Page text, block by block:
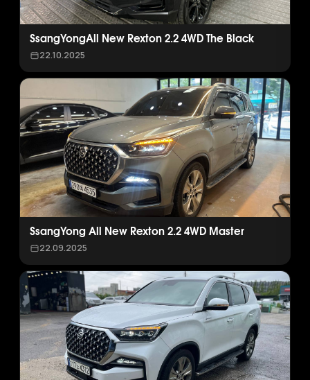
SsangYongAll New Rexton 2.2 4WD The Black
22.10.2025
SsangYong All New Rexton 2.2 4WD Master
22.09.2025